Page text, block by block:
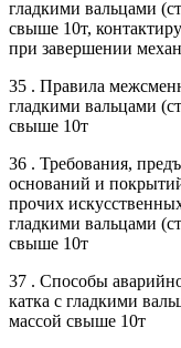
гладкими вальцами
свыше 10т,
при завершении
35 . Правила
гладкими вальцами
свыше 10т
36 . Требования,
оснований и
прочих
гладкими вальцами
свыше 10т
37 . Способы
катка с гладкими
массой свыше 10т